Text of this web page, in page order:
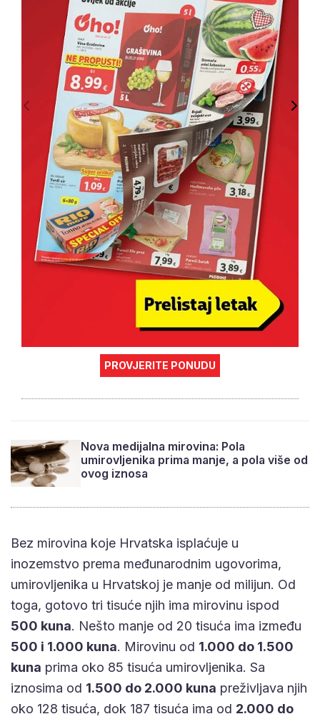
PROVJERITE PONUDU
Nova medijalna mirovina: Pola
umirovljenika prima manje, a pola više od
ovog iznosa
Bez mirovina koje Hrvatska isplaćuje u
inozemstvo prema međunarodnim ugovorima,
umirovljenika u Hrvatskoj je manje od milijun. Od
toga, gotovo tri tisuće njih ima mirovinu ispod
500 kuna. Nešto manje od 20 tisuća ima između
500 i 1.000 kuna. Mirovinu od 1.000 do 1.500
kuna prima oko 85 tisuća umirovljenika. Sa
iznosima od 1.500 do 2.000 kuna preživljava njih
oko 128 tisuća, dok 187 tisuća ima od 2.000 do